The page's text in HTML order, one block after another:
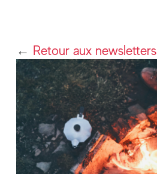
← Retour aux newsletters